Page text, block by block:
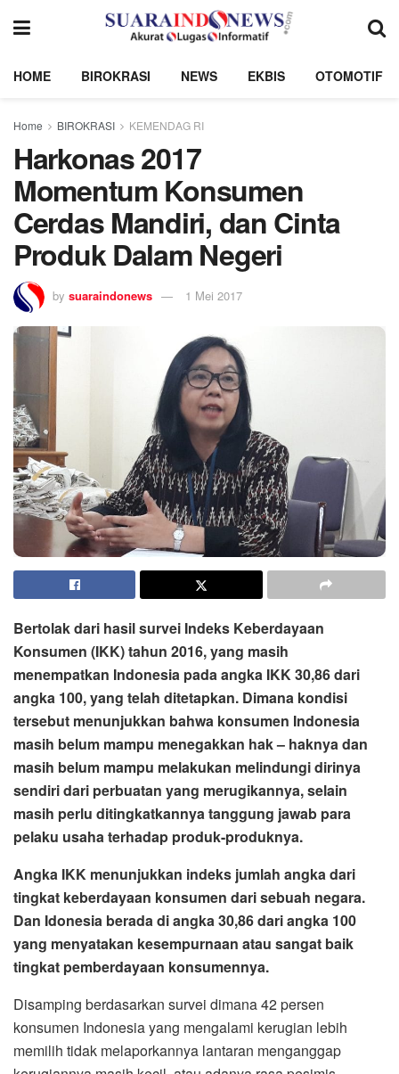
HOME BIROKRASI NEWS EKBIS OTOMOTIF
Home BIROKRASI KEMENDAG RI
Harkonas 2017
Momentum Konsumen
Cerdas Mandiri, dan Cinta
Produk Dalam Negeri
by suaraindonews 1 Mei 2017
Bertolak dari hasil survei Indeks Keberdayaan
Konsumen (IKK) tahun 2016, yang masih
menempatkan Indonesia pada angka IKK 30,86 dari
angka 100, yang telah ditetapkan. Dimana kondisi
tersebut menunjukkan bahwa konsumen Indonesia
masih belum mampu menegakkan hak – haknya dan
masih belum mampu melakukan melindungi dirinya
sendiri dari perbuatan yang merugikannya, selain
masih perlu ditingkatkannya tanggung jawab para
pelaku usaha terhadap produk-produknya.
Angka IKK menunjukkan indeks jumlah angka dari
tingkat keberdayaan konsumen dari sebuah negara.
Dan Idonesia berada di angka 30,86 dari angka 100
yang menyatakan kesempurnaan atau sangat baik
tingkat pemberdayaan konsumennya.
Disamping berdasarkan survei dimana 42 persen
konsumen Indonesia yang mengalami kerugian lebih
memilih tidak melaporkannya lantaran menganggap